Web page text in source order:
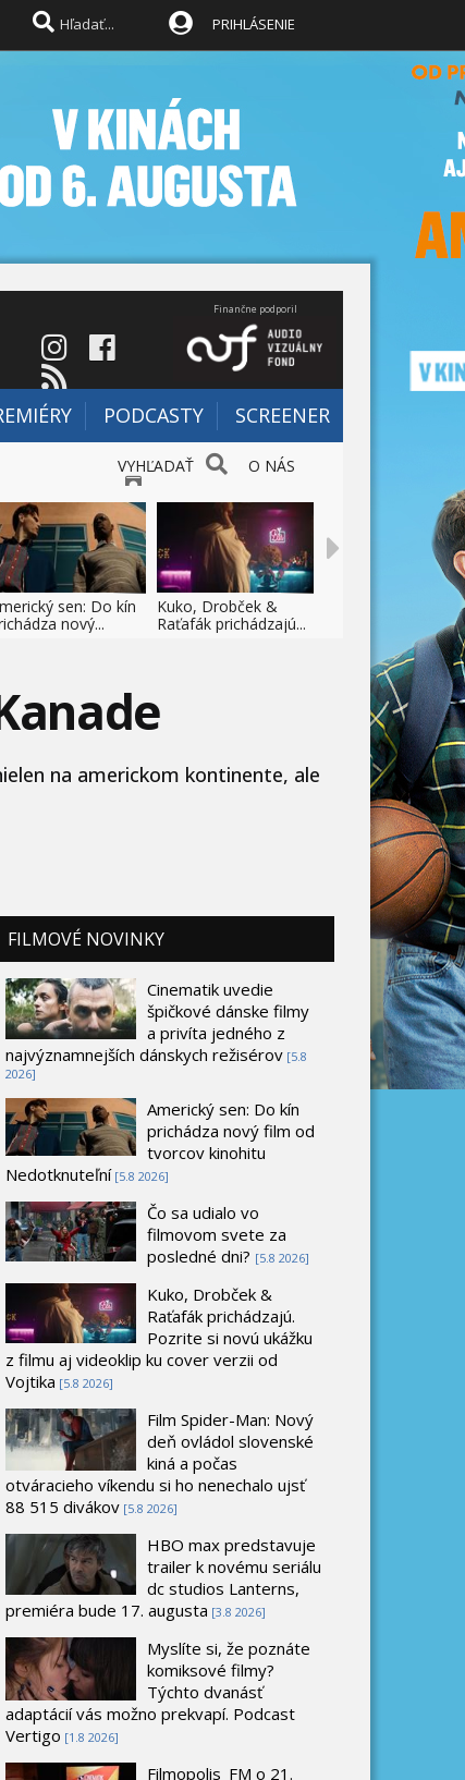
PRIHLÁSENIE
Finančne podporil
PODCASTY SCREENER
VYHĽADAŤ O NÁS
sen: Do kín
nový...
Kuko, Drobček &
Raťafák prichádzajú...
na americkom kontinente, ale
FILMOVÉ NOVINKY
Cinematik uvedie
špičkové dánske filmy
a privíta jedného z
najvýznamnejších dánskych režisérov [5.8
2026]
Americký sen: Do kín
prichádza nový film od
tvorcov kinohitu
Nedotknuteľní [5.8 2026]
Čo sa udialo vo
filmovom svete za
posledné dni? [5.8 2026]
Kuko, Drobček &
Raťafák prichádzajú.
Pozrite si novú ukážku
z filmu aj videoklip ku cover verzii od
Vojtika [5.8 2026]
Film Spider-Man: Nový
deň ovládol slovenské
kiná a počas
otváracieho víkendu si ho nenechalo ujsť
88 515 divákov [5.8 2026]
HBO max predstavuje
trailer k novému seriálu
dc studios Lanterns,
premiéra bude 17. augusta [3.8 2026]
Myslíte si, že poznáte
komiksové filmy?
Týchto dvanásť
adaptácií vás možno prekvapí. Podcast
Vertigo [1.8 2026]
Filmopolis_FM o 21.